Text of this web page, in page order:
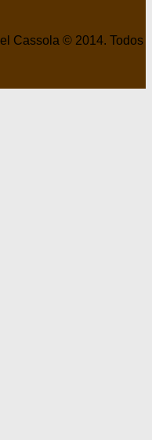
Cassola © 2014. Todos